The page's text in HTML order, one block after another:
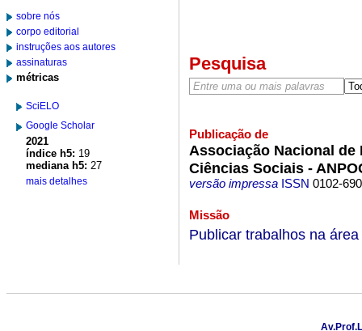
sobre nós
corpo editorial
instruções aos autores
assinaturas
métricas
SciELO
Google Scholar
2021
índice h5: 19
mediana h5: 27
mais detalhes
Pesquisa
Publicação de
Associação Nacional de
Ciências Sociais -
versão impressaISSN 0102-
Missão
Publicar trabalhos na